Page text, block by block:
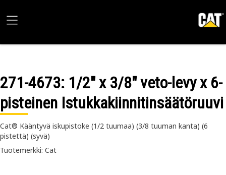
271-4673: 1/2" x 3/8" veto-levy x 6-
pisteinen Istukkakiinnitinsäätöruuvi
Cat® Kääntyvä iskupistoke (1/2 tuumaa) (3/8 tuuman kanta) (6
pistettä) (syvä)
Tuotemerkki: Cat